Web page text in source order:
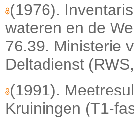
(1976).
wateren en de
76.39. Ministerie
Deltadienst
(1991).
Kruiningen (T1-